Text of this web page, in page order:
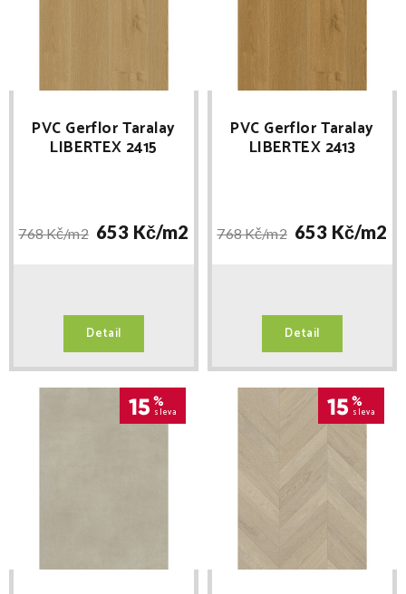
PVC Gerflor Taralay
LIBERTEX 2415
768 Kč/m2 653 Kč/m2
Detail
PVC Gerflor Taralay
LIBERTEX 2413
768 Kč/m2 653 Kč/m2
Detail
15 %
sleva 15 %
sleva